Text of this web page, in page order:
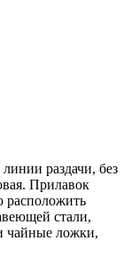
раздачи, без
Прилавок
расположить
стали,
чайные ложки,